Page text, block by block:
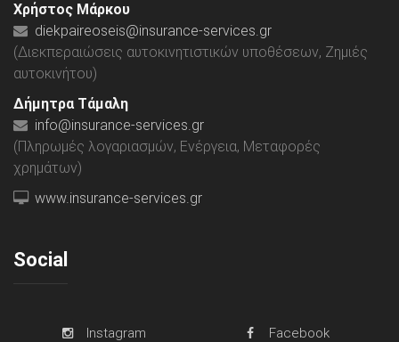
Χρήστος Μάρκου
diekpaireoseis@insurance-services.gr
(Διεκπεραιώσεις αυτοκινητιστικών υποθέσεων, Ζημιές
αυτοκινήτου)
Δήμητρα Τάμαλη
info@insurance-services.gr
(Πληρωμές λογαριασμών, Ενέργεια, Μεταφορές
χρημάτων)
www.insurance-services.gr
Social
Instagram
Facebook